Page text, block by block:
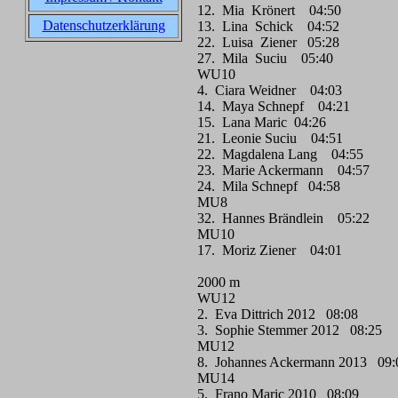
Datenschutzerklärung
12. Mia Krönert 04:50
13. Lina Schick 04:52
22. Luisa Ziener 05:28
27. Mila Suciu 05:40
WU10
4. Ciara Weidner 04:03
14. Maya Schnepf 04:21
15. Lana Maric 04:26
21. Leonie Suciu 04:51
22. Magdalena Lang 04:55
23. Marie Ackermann 04:57
24. Mila Schnepf 04:58
MU8
32. Hannes Brändlein 05:22
MU10
17. Moriz Ziener 04:01
2000 m
WU12
2. Eva Dittrich 2012 08:08
3. Sophie Stemmer 2012 08:25
MU12
8. Johannes Ackermann 2013
MU14
5. Frano Maric 2010 08:09